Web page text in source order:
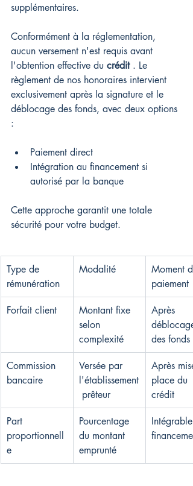
supplémentaires.
Conformément à la réglementation,
aucun versement n'est requis avant
l'obtention effective du crédit . Le
règlement de nos honoraires intervient
exclusivement après la signature et le
déblocage des fonds, avec deux options
:
Paiement direct
Intégration au financement si
autorisé par la banque
Cette approche garantit une totale
sécurité pour votre budget.
Type de
rémunération
Modalité
Moment
paiement
Forfait client
Montant fixe
selon
complexité
Après
déblocage
des fonds
Commission
bancaire
Versée par
l'établissement
prêteur
Après
place du
crédit
Part
proportionnell
e
Pourcentage
du montant
emprunté
Intégrable